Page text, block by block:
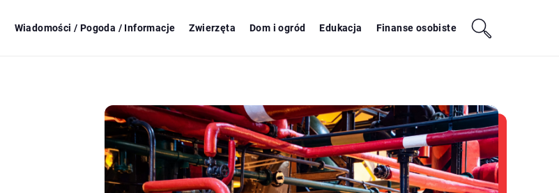
Wiadomości / Pogoda / Informacje Zwierzęta Dom i ogród Edukacja Finanse osobiste